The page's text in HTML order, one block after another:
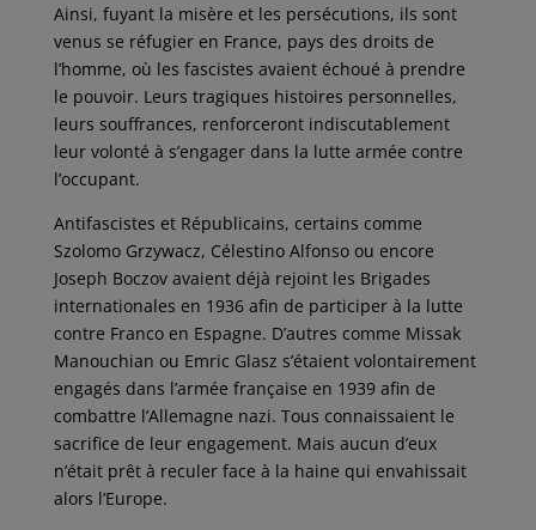
Ainsi, fuyant la misère et les persécutions, ils sont
venus se réfugier en France, pays des droits de
l’homme, où les fascistes avaient échoué à prendre
le pouvoir. Leurs tragiques histoires personnelles,
leurs souffrances, renforceront indiscutablement
leur volonté à s’engager dans la lutte armée contre
l’occupant.
Antifascistes et Républicains, certains comme
Szolomo Grzywacz, Célestino Alfonso ou encore
Joseph Boczov avaient déjà rejoint les Brigades
internationales en 1936 afin de participer à la lutte
contre Franco en Espagne. D’autres comme Missak
Manouchian ou Emric Glasz s’étaient volontairement
engagés dans l’armée française en 1939 afin de
combattre l’Allemagne nazi. Tous connaissaient le
sacrifice de leur engagement. Mais aucun d’eux
n’était prêt à reculer face à la haine qui envahissait
alors l’Europe.